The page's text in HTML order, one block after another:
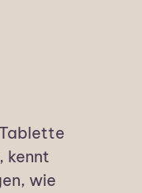
kennt
wie